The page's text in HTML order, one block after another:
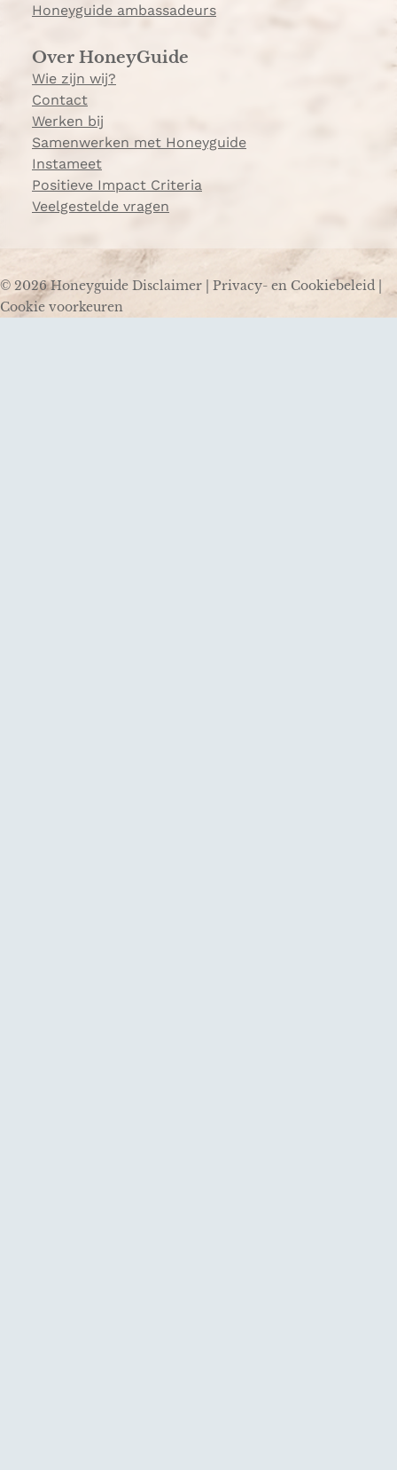
Honeyguide ambassadeurs
Over HoneyGuide
Wie zijn wij?
Contact
Werken bij
Samenwerken met Honeyguide
Instameet
Positieve Impact Criteria
Veelgestelde vragen
© 2026 Honeyguide Disclaimer Privacy- en Cookiebeleid
Cookie voorkeuren